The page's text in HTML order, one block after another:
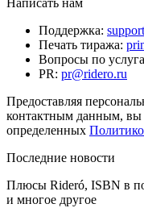
Написать нам
Поддержка:
Печать тиража:
Вопросы по
PR: pr@ridero.ru
Предоставляя
контактным данным, вы
определенных
Последние новости
Плюсы Rideró, ISBN в
и многое другое